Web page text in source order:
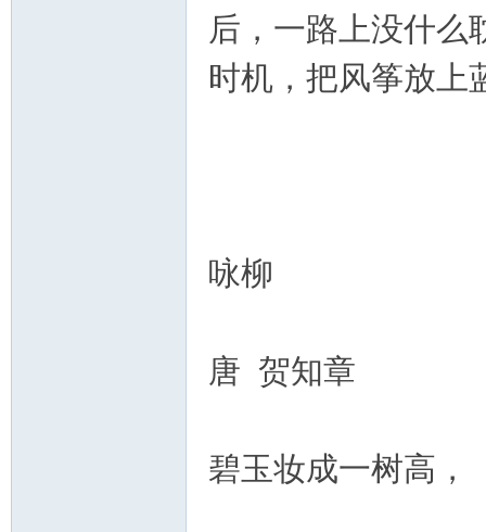
后，一路上没什么
时机，把风筝放上
咏柳
唐 贺知章
碧玉妆成一树高，